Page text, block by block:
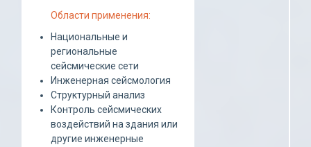
Области применения:
Национальные и
региональные
сейсмические сети
Инженерная сейсмология
Структурный анализ
Контроль сейсмических
воздействий на здания или
другие инженерные